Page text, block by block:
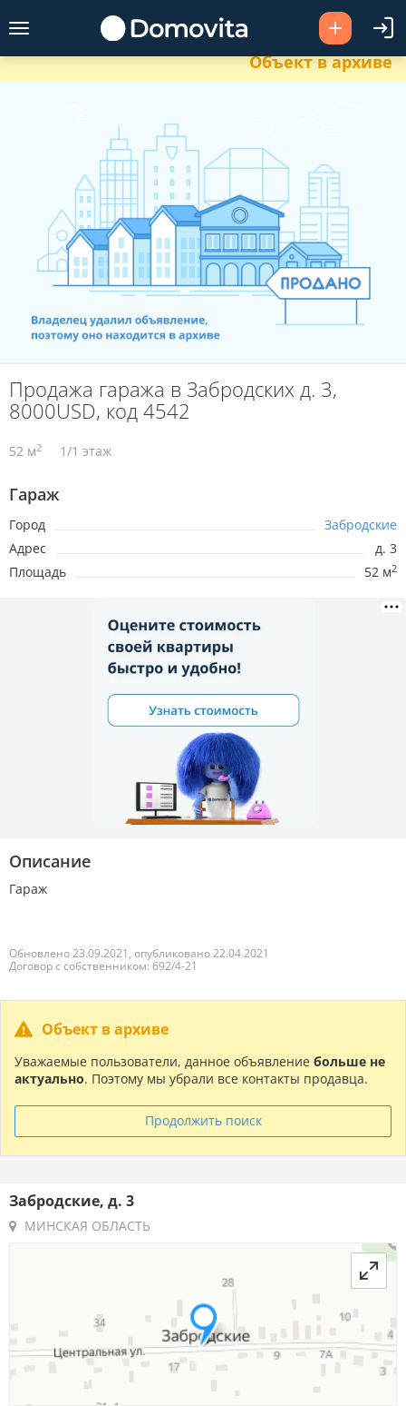
Объект в архиве
Продажа гаража в Забродских д. 3,
8000USD, код 4542
52 м2 1/1 этаж
Гараж
Город
Забродские
Адрес
д. 3
Площадь
52 м2
Описание
Гараж
Обновлено 23.09.2021, опубликовано 22.04.2021
Договор с собственником: 692/4-21
Объект в архиве
Уважаемые пользователи, данное объявление больше не
актуально. Поэтому мы убрали все контакты продавца.
Продолжить поиск
Забродские, д. 3
МИНСКАЯ ОБЛАСТЬ